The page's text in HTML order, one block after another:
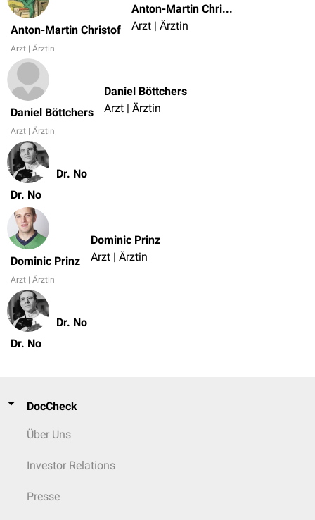
Anton-Martin Christof
Arzt | Ärztin
Anton-Martin Christof
Arzt | Ärztin
Daniel Böttchers
Arzt | Ärztin
Daniel Böttchers
Arzt | Ärztin
Dr. No
Dr. No
Dominic Prinz
Arzt | Ärztin
Dominic Prinz
Arzt | Ärztin
Dr. No
Dr. No
DocCheck
Über Uns
Investor Relations
Presse